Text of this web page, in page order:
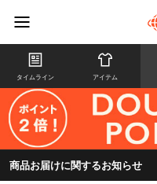
タイムライン アイテム
商品お届けに関するお知らせ